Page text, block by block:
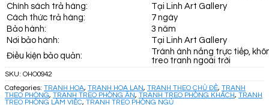
Chính sách trả hàng:
Tại Linh Art Gallery
Cách thức trả hàng:
7 ngày
Bảo hành:
3 năm
Nơi bảo hành:
Tại Linh Art Gallery
Điều kiện bảo quản:
Tránh ánh nắng trực tiếp,
treo tranh ngoài trời
SKU: OHO0942
Categories: TRANH HOA, TRANH HOA LAN, TRANH THEO CHỦ ĐỀ, TRANH
THEO PHÒNG, TRANH TREO PHÒNG ĂN, TRANH TREO PHÒNG KHÁCH, TRANH
TREO PHÒNG LÀM VIỆC, TRANH TREO PHÒNG NGỦ